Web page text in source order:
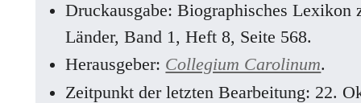
Druckausgabe: Biographisches Lexikon
Länder, Band 1, Heft 8, Seite 568.
Herausgeber: Collegium Carolinum.
Zeitpunkt der letzten Bearbeitung: 22.